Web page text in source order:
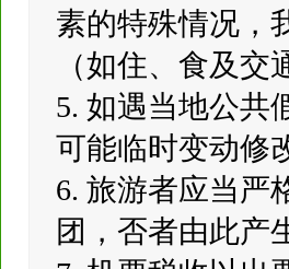
素的特殊情况，
（如住、食及
5. 如遇当地公共
可能临时变动修
6. 旅游者应当严
团，否者由此产